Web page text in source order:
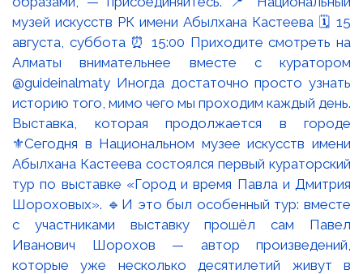
Выставка, которая продолжается в городе
⚜️Сегодня в Национальном музее искусств имени
Абылхана Кастеева состоялся первый кураторский
тур по выставке «Город и время Павла и Дмитрия
Шороховых». 🔹И это был особенный тур: вместе
с участниками выставку прошёл сам Павел
Иванович Шорохов — автор произведений,
которые уже несколько десятилетий живут в